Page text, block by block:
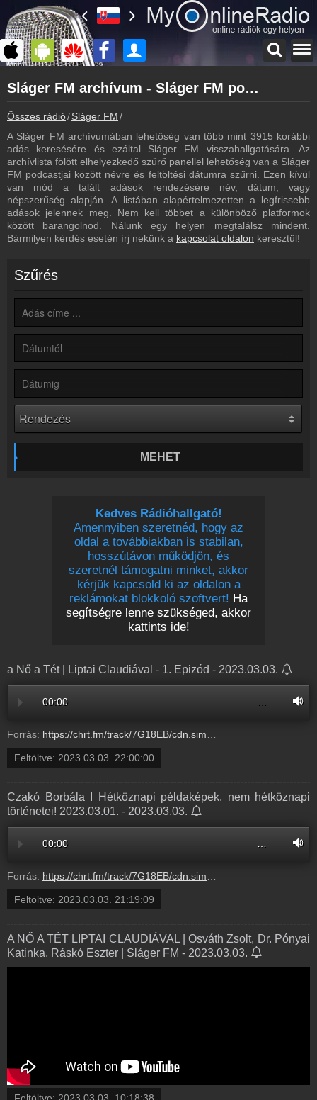
myonlineradio.hu
Sláger FM
Vissza a Sláger FM oldalára
Bejelentkezés
Hozz létre saját fiókot!
Most szól
Tudd meg mi szólt eddig
Frekvenciák
Sláger FM frekvencia
Sláger FM műsorai
Hírek
Sláger FM kapcsolatos hírek
Kapcsolat
Írj nekünk!
Partnerek
Rádiós partnerek
Rádió beágyazás
Ágyazd be weboldaladba
Online rádió készítés
Készítés lépésről lépésre
Sláger FM archívum - Sláger FM podcasts - Sláger FM visszahallgatás
Összes rádió Sláger FM
A Sláger FM archívumában lehetőség van több mint 3915 korábbi
adás keresésére és ezáltal Sláger FM visszahallgatására. Az
archívlista fölött elhelyezkedő szűrő panellel lehetőség van a Sláger
FM podcastjai között névre és feltöltési dátumra szűrni. Ezen kívül
van mód a talált adások rendezésére név, dátum, vagy
népszerűség alapján. A listában alapértelmezetten a legfrissebb
adások jelennek meg. Nem kell többet a különböző platformok
között barangolnod. Nálunk egy helyen megtalálsz mindent.
Bármilyen kérdés esetén írj nekünk a kapcsolat oldalon keresztül!
Szűrés
MEHET
Kedves Rádióhallgató!
Amennyiben szeretnéd, hogy az
oldal a továbbiakban is stabilan,
hosszútávon működjön, és
szeretnél támogatni minket, akkor
kérjük kapcsold ki az oldalon a
reklámokat blokkoló szoftvert! Ha
segítségre lenne szükséged, akkor
kattints ide!
a Nő a Tét | Liptai Claudiával - 1. Epizód - 2023.03.03.
00:00
Forrás: https://chrt.fm/track/7G18EB/cdn.simplecast.com/audio/4a573b02-a46d-48e1-bdfc-17668409783d/episodes/3f2698d5-7274-4be0-8d87-db48345eeeaf/audio/0a6f180e-26a5-4f1d-aab4-8169f14d3997/default_tc.mp3?aid=rss_feed&feed=BRUMc2Hk
Feltöltve: 2023.03.03. 22:00:00
Czakó Borbála I Hétköznapi példaképek, nem hétköznapi
történetei! 2023.03.01. - 2023.03.03.
00:00
Forrás: https://chrt.fm/track/7G18EB/cdn.simplecast.com/audio/4a573b02-a46d-48e1-bdfc-17668409783d/episodes/dac0a7aa-5216-4f3b-a216-4b39873d2c9e/audio/17a84f69-965d-4d11-b038-ad518df45281/default_tc.mp3?aid=rss_feed&feed=BRUMc2Hk
Feltöltve: 2023.03.03. 21:19:09
A NŐ A TÉT LIPTAI CLAUDIÁVAL | Osváth Zsolt, Dr. Pónyai
Katinka, Ráskó Eszter | Sláger FM - 2023.03.03.